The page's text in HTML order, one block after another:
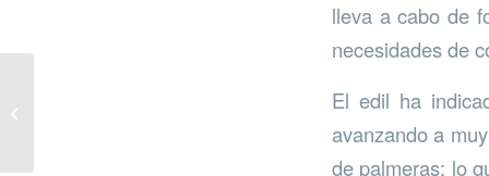
lleva a cabo de
necesidades de
El edil ha
avanzando a
de palmeras; lo